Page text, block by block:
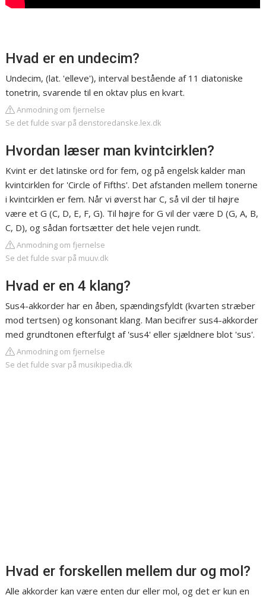
Hvad er en undecim?
Undecim, (lat. 'elleve'), interval bestående af 11 diatoniske
tonetrin, svarende til en oktav plus en kvart.
Anmodning om fjernelse
Se det fulde svar på denstoredanske.lex.dk
Hvordan læser man kvintcirklen?
Kvint er det latinske ord for fem, og på engelsk kalder man
kvintcirklen for 'Circle of Fifths'. Det afstanden mellem tonerne
i kvintcirklen er fem. Når vi øverst har C, så vil der til højre
være et G (C, D, E, F, G). Til højre for G vil der være D (G, A, B,
C, D), og sådan fortsætter det hele vejen rundt.
Anmodning om fjernelse
Se det fulde svar på muuv.dk
Hvad er en 4 klang?
Sus4-akkorder har en åben, spændingsfyldt (kvarten stræber
mod tertsen) og konsonant klang. Man becifrer sus4-akkorder
med grundtonen efterfulgt af 'sus4' eller sjældnere blot 'sus'.
Anmodning om fjernelse
Se det fulde svar på musikipedia.dk
Hvad er forskellen mellem dur og mol?
Alle akkorder kan være enten dur eller mol, og det er kun en